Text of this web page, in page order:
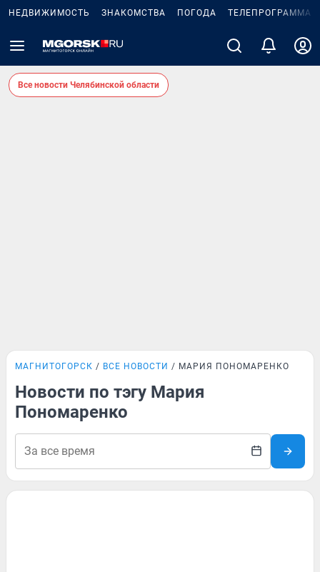
НЕДВИЖИМОСТЬ ЗНАКОМСТВА ПОГОДА ТЕЛЕПРОГРАММА
Все новости Челябинской области
МАГНИТОГОРСК ВСЕ НОВОСТИ МАРИЯ ПОНОМАРЕНКО
Новости по тэгу Мария
Пономаренко